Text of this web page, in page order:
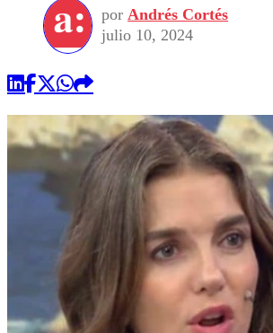
por Andrés Cortés
julio 10, 2024